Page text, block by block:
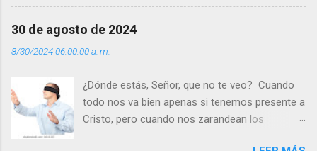
gracia de Dios? Julián Escobar. | Lecturas del
Día (+ Leer ). | Evangelio y Meditación (+ Leer ) |
30 de agosto de 2024
8/30/2024 06:00:00 a. m.
¿Dónde estás, Señor, que no te veo? Cuando
todo nos va bien apenas si tenemos presente a
Cristo, pero cuando nos zarandean los